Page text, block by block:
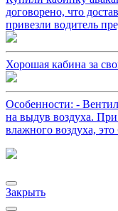
договорено, что
привезли водитель
Хорошая кабина за
Особенности: -
на выдув воздуха.
влажного воздуха, это
Закрыть